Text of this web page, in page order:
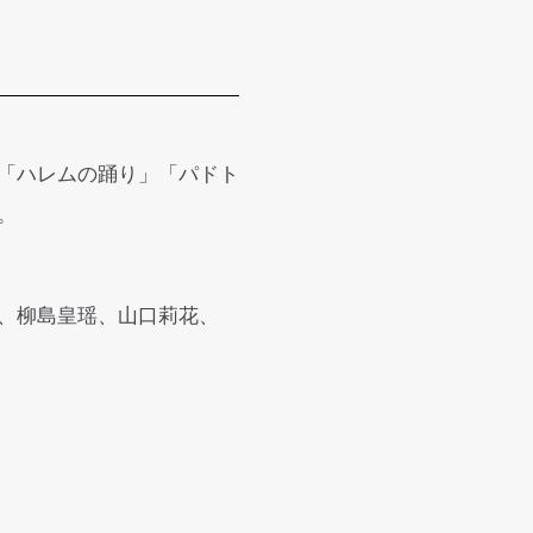
ハレムの踊り」「パドト
島皇瑶、山口莉花、